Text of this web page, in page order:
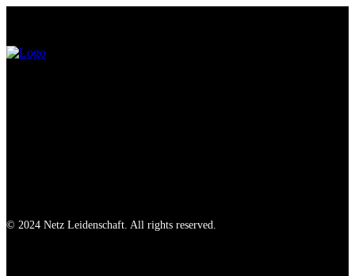
© 2024 Netz Leidenschaft. All rights reserved.